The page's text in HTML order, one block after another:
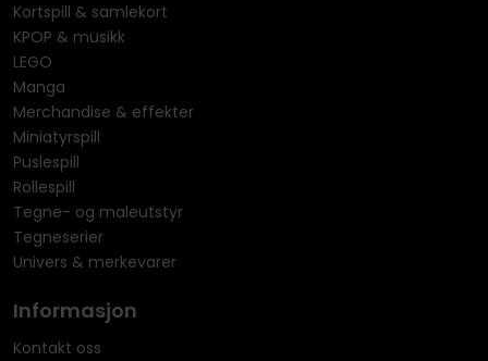
Kortspill & samlekort
KPOP & musikk
LEGO
Manga
Merchandise & effekter
Miniatyrspill
Puslespill
Rollespill
Tegne- og maleutstyr
Tegneserier
Univers & merkevarer
Informasjon
Kontakt oss